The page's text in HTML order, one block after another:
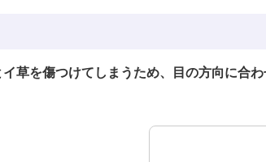
草を傷つけてしまうため、目の方向に合